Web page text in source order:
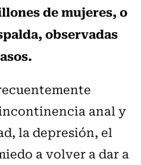
de mujeres, o
observadas
anal y
la depresión, el
a volver a dar a